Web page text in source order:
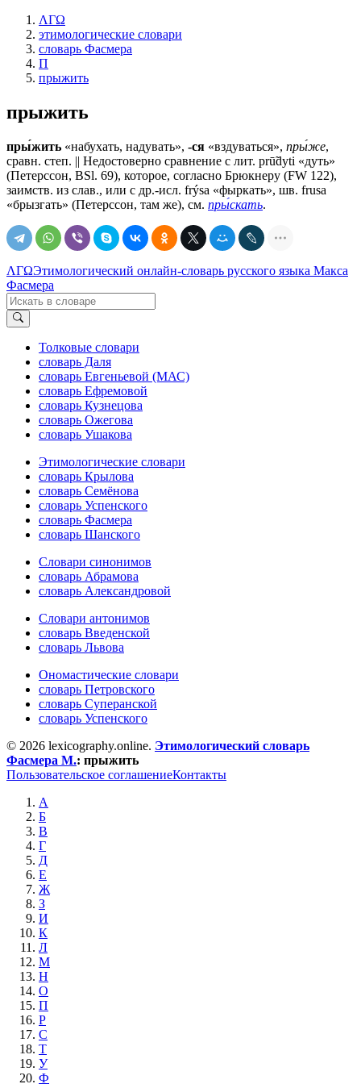
ΛΓΩ
этимологические словари
словарь Фасмера
П
прыжить
прыжить
пры́жить «набухать, надувать», -ся «вздуваться», пры́же,
сравн. степ. || Недостоверно сравнение с лит. prū̃dyti «дуть»
(Петерссон, BSl. 69), которое, согласно Брюкнеру (FW 122),
заимств. из слав., или с др.-исл. frýsа «фыркать», шв. frusа
«брызгать» (Петерссон, там же), см. пры́скать.
ΛΓΩЭтимологический онлайн-словарь русского языка Макса
Фасмера
Толковые словари
словарь Даля
словарь Евгеньевой (МАС)
словарь Ефремовой
словарь Кузнецова
словарь Ожегова
словарь Ушакова
Этимологические словари
словарь Крылова
словарь Семёнова
словарь Успенского
словарь Фасмера
словарь Шанского
Словари синонимов
словарь Абрамова
словарь Александровой
Словари антонимов
словарь Введенской
словарь Львова
Ономастические словари
словарь Петровского
словарь Суперанской
словарь Успенского
© 2026 lexicography.online. Этимологический словарь
Фасмера М.: прыжить
Пользовательское соглашениеКонтакты
А
Б
В
Г
Д
Е
Ж
З
И
К
Л
М
Н
О
П
Р
С
Т
У
Ф